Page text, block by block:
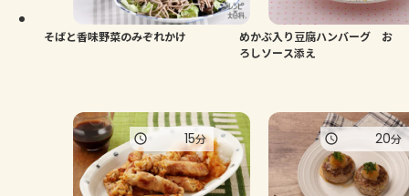
そばと香味野菜のみぞれかけ
めかぶ入り豆腐ハンバーグ お
ろしソース添え
15分 20分